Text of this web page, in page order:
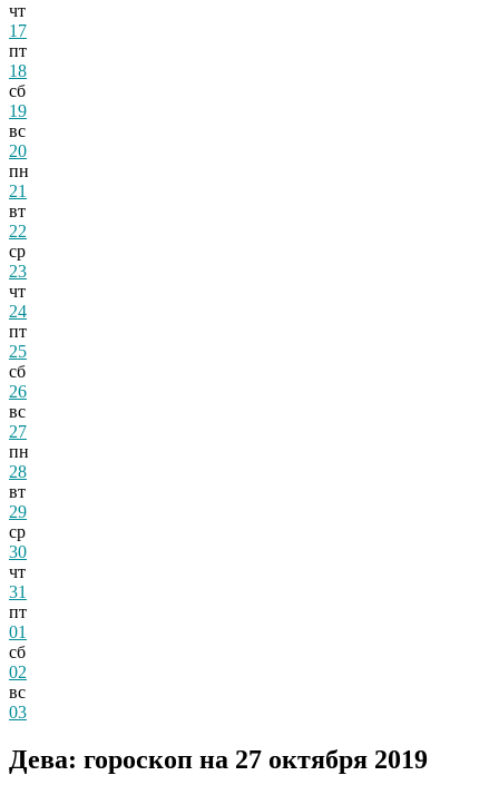
чт
17
пт
18
сб
19
вс
20
пн
21
вт
22
ср
23
чт
24
пт
25
сб
26
вс
27
пн
28
вт
29
ср
30
чт
31
пт
01
сб
02
вс
03
Дева: гороскоп на 27 октября 2019